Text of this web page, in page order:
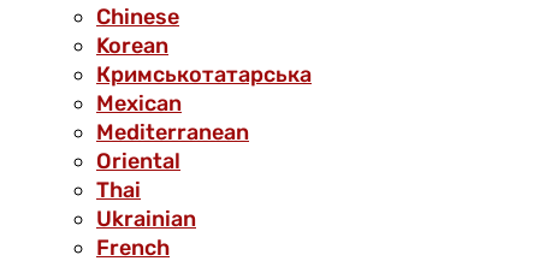
Chinese
Korean
Кримськотатарська
Mexican
Mediterranean
Oriental
Thai
Ukrainian
French